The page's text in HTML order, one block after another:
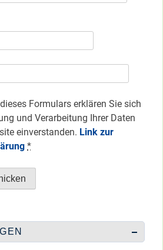
Formulars erklären Sie sich
und Verarbeitung Ihrer Daten
einverstanden. Link zur
*